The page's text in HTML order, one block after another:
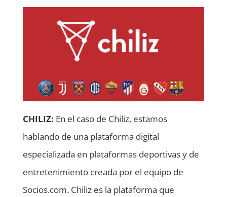
CHILIZ: En el caso de Chiliz, estamos
hablando de una plataforma digital
especializada en plataformas deportivas y de
entretenimiento creada por el equipo de
Socios.com. Chiliz es la plataforma que